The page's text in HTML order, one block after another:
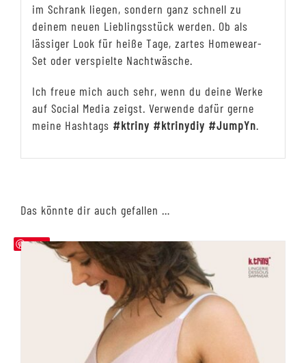
im Schrank liegen, sondern ganz schnell zu
deinem neuen Lieblingsstück werden. Ob als
lässiger Look für heiße Tage, zartes Homewear-
Set oder verspielte Nachtwäsche.
Ich freue mich auch sehr, wenn du deine Werke
auf Social Media zeigst. Verwende dafür gerne
meine Hashtags #ktriny #ktrinydiy #JumpYn.
Das könnte dir auch gefallen …
Save